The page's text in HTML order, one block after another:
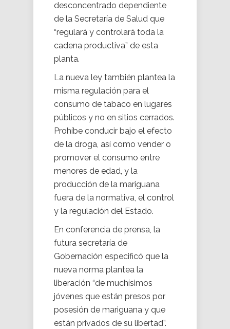
desconcentrado dependiente
de la Secretaría de Salud que
“regulará y controlará toda la
cadena productiva” de esta
planta.
La nueva ley también plantea la
misma regulación para el
consumo de tabaco en lugares
públicos y no en sitios cerrados.
Prohíbe conducir bajo el efecto
de la droga, así como vender o
promover el consumo entre
menores de edad, y la
producción de la mariguana
fuera de la normativa, el control
y la regulación del Estado.
En conferencia de prensa, la
futura secretaría de
Gobernación especificó que la
nueva norma plantea la
liberación “de muchísimos
jóvenes que están presos por
posesión de mariguana y que
están privados de su libertad”.